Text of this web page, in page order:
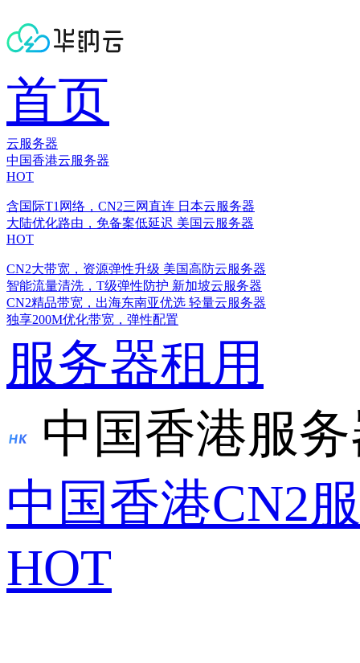
首页
云服务器
中国香港云服务器
HOT
含国际T1网络，CN2三网直连 日本云服务器
大陆优化路由，免备案低延迟 美国云服务器
HOT
CN2大带宽，资源弹性升级 美国高防云服务器
智能流量清洗，T级弹性防护 新加坡云服务器
CN2精品带宽，出海东南亚优选 轻量云服务器
独享200M优化带宽，弹性配置
服务器租用
中国香港服
中国香港CN2
HOT